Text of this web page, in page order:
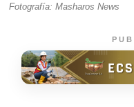
Fotografía: Masharos News